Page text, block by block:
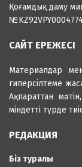
Қоғамдық даму
САЙТ ЕРЕЖЕСІ
Материалдар
гиперсілтеме
Ақпараттан
міндетті түрде
РЕДАКЦИЯ
Біз туралы